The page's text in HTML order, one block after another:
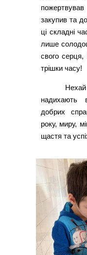
закупив та
ці складні
лише
свого серця,
трішки часу!
добрих
року, миру,
щастя та